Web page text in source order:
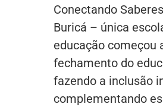
Conectando
Buricá – única
educação começou
fechamento do
fazendo a inclusão
complementando